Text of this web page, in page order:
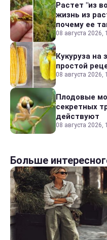
Растет "из
жизнь из
почему ее
08 августа 2026,
Кукуруза на
простой
08 августа 2026,
Плодовые
секретных
действуют
08 августа 2026,
Больше